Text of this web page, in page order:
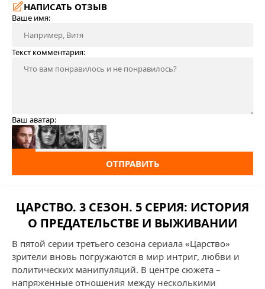
НАПИСАТЬ ОТЗЫВ
Ваше имя:
Текст комментария:
Ваш аватар:
ОТПРАВИТЬ
ЦАРСТВО. 3 СЕЗОН. 5 СЕРИЯ: ИСТОРИЯ
О ПРЕДАТЕЛЬСТВЕ И ВЫЖИВАНИИ
В пятой серии третьего сезона сериала «Царство»
зрители вновь погружаются в мир интриг, любви и
политических манипуляций. В центре сюжета –
напряженные отношения между несколькими